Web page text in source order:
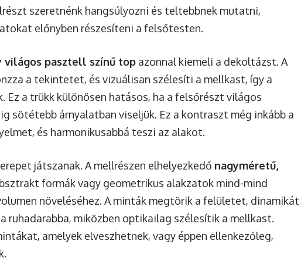
szeretnénk hangsúlyozni és teltebbnek mutatni,
előnyben részesíteni a felsőtesten.
világos pasztell színű top azonnal kiemeli a dekoltázst. A
a tekintetet, és vizuálisan szélesíti a mellkast, így a
Ez a trükk különösen hatásos, ha a felsőrészt világos
sötétebb árnyalatban viseljük. Ez a kontraszt még inkább a
és harmonikusabbá teszi az alakot.
játszanak. A mellrészen elhelyezkedő nagyméretű,
formák vagy geometrikus alakzatok mind-mind
növeléséhez. A minták megtörik a felületet, dinamikát
ruhadarabba, miközben optikailag szélesítik a mellkast.
amelyek elveszhetnek, vagy éppen ellenkezőleg,